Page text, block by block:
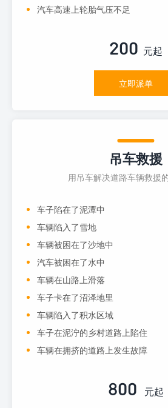
汽车高速上轮胎气压不足
200 元起
立即派单
吊车救援
用吊车解决道路车辆救援
车子陷在了泥潭中
车辆陷入了雪地
车辆被困在了沙地中
汽车被困在了水中
车辆在山路上滑落
车子卡在了沼泽地里
车辆陷入了积水区域
车子在泥泞的乡村道路上陷住
车辆在拥挤的道路上发生故障
800 元起